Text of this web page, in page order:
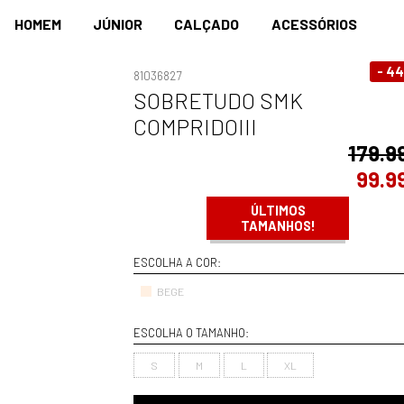
HOMEM JÚNIOR CALÇADO ACESSÓRIOS
- 44
81036827
SOBRETUDO SMK
COMPRIDOIII
ÚLTIMOS
TAMANHOS!
ESCOLHA A COR:
BEGE
ESCOLHA O TAMANHO:
S M L XL